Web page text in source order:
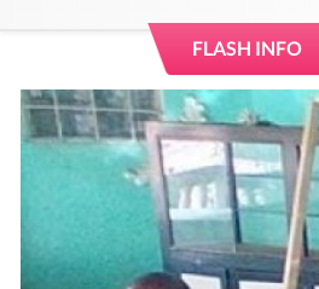
FLASH INFO